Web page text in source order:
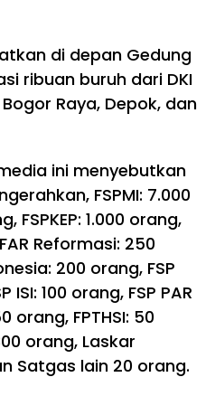
di depan Gedung
ribuan buruh dari DKI
Raya, Depok, dan
ini menyebutkan
FSPMI: 7.000
FSPKEP: 1.000 orang,
Reformasi: 250
200 orang, FSP
ISI: 100 orang, FSP PAR
orang, FPTHSI: 50
orang, Laskar
Satgas lain 20 orang.